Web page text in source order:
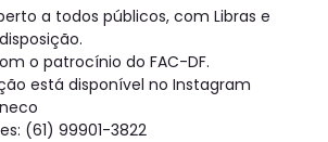
a todos públicos, com Libras e
o patrocínio do FAC-DF.
está disponível no Instagram
(61) 99901-3822